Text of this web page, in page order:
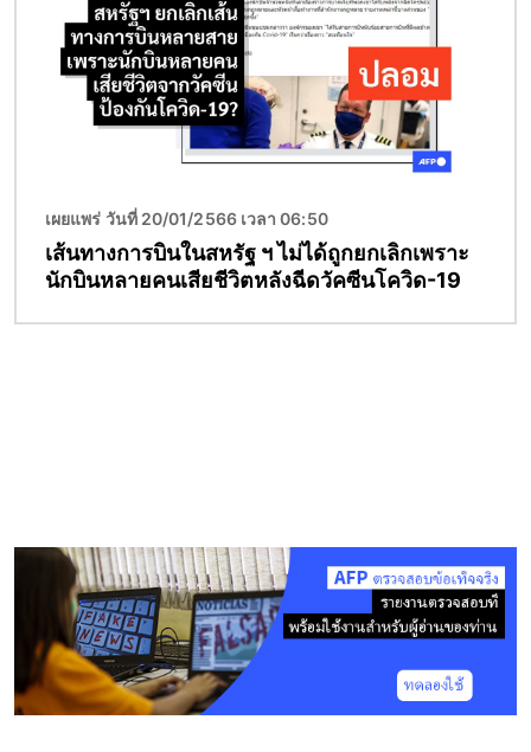
เผยแพร่ วันที่ 20/01/2566 เวลา 06:50
เส้นทางการบินในสหรัฐ ฯ ไม่ได้ถูกยกเลิกเพราะ
นักบินหลายคนเสียชีวิตหลังฉีดวัคซีนโควิด-19